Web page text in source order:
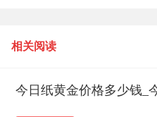
相关阅读
今日纸黄金价格多少钱_